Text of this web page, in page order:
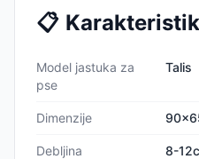
📋
Model jastuka za
pse
Talis
Dimenzije
Debljina 8-